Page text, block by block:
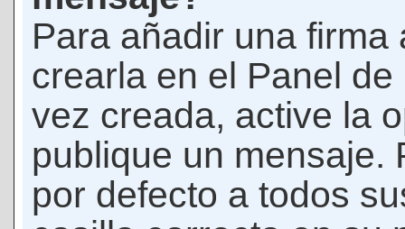
Para añadir una
crearla en el Panel
vez creada, active la
publique un mensaje.
por defecto a todos